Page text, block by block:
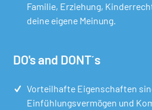
Familie, Erziehung,
deine eigene Meinung.
DO's and DONT´s
Vorteilhafte Eigenschaften
Einfühlungsvermögen und